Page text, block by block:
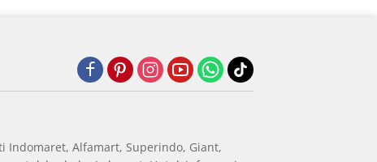
Indomaret, Alfamart, Superindo, Giant,